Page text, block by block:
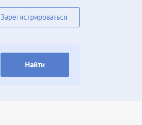
Зарегистрироваться
Найти